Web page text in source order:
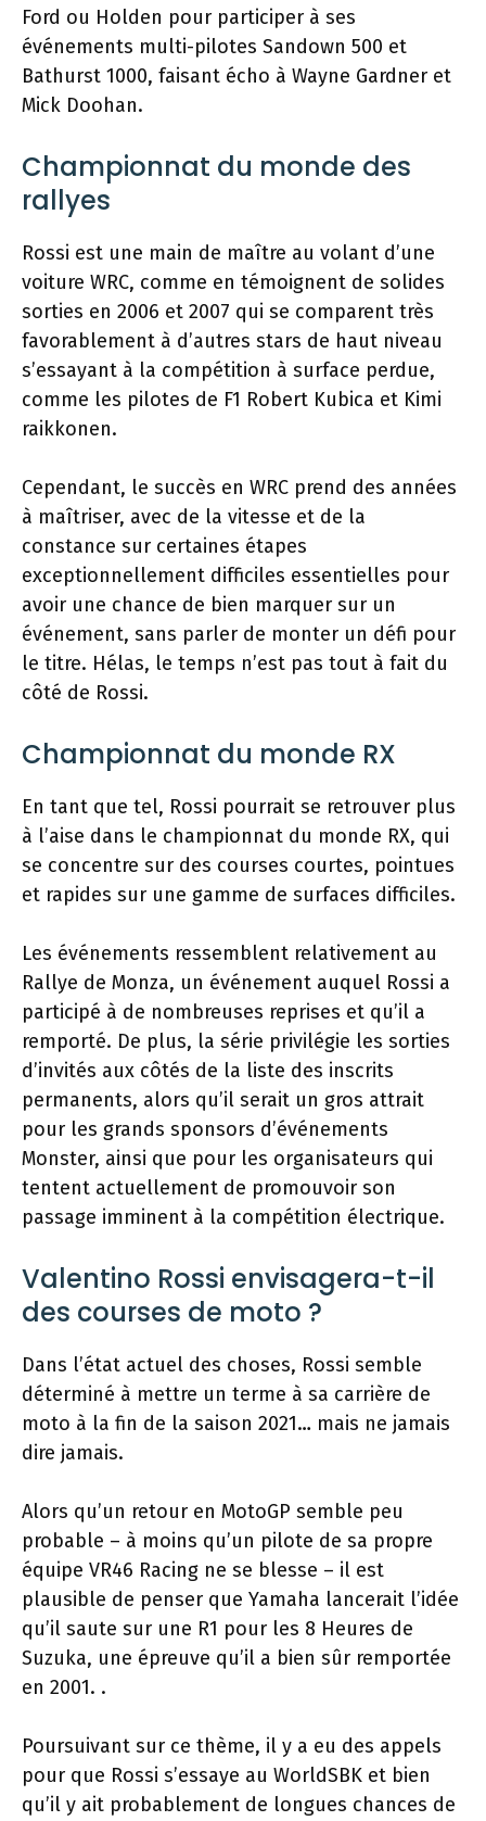
Ford ou Holden pour participer à ses
événements multi-pilotes Sandown 500 et
Bathurst 1000, faisant écho à Wayne Gardner et
Mick Doohan.
Championnat du monde des
rallyes
Rossi est une main de maître au volant d’une
voiture WRC, comme en témoignent de solides
sorties en 2006 et 2007 qui se comparent très
favorablement à d’autres stars de haut niveau
s’essayant à la compétition à surface perdue,
comme les pilotes de F1 Robert Kubica et Kimi
raikkonen.
Cependant, le succès en WRC prend des années
à maîtriser, avec de la vitesse et de la
constance sur certaines étapes
exceptionnellement difficiles essentielles pour
avoir une chance de bien marquer sur un
événement, sans parler de monter un défi pour
le titre. Hélas, le temps n’est pas tout à fait du
côté de Rossi.
Championnat du monde RX
En tant que tel, Rossi pourrait se retrouver plus
à l’aise dans le championnat du monde RX, qui
se concentre sur des courses courtes, pointues
et rapides sur une gamme de surfaces difficiles.
Les événements ressemblent relativement au
Rallye de Monza, un événement auquel Rossi a
participé à de nombreuses reprises et qu’il a
remporté. De plus, la série privilégie les sorties
d’invités aux côtés de la liste des inscrits
permanents, alors qu’il serait un gros attrait
pour les grands sponsors d’événements
Monster, ainsi que pour les organisateurs qui
tentent actuellement de promouvoir son
passage imminent à la compétition électrique.
Valentino Rossi envisagera-t-il
des courses de moto ?
Dans l’état actuel des choses, Rossi semble
déterminé à mettre un terme à sa carrière de
moto à la fin de la saison 2021… mais ne jamais
dire jamais.
Alors qu’un retour en MotoGP semble peu
probable – à moins qu’un pilote de sa propre
équipe VR46 Racing ne se blesse – il est
plausible de penser que Yamaha lancerait l’idée
qu’il saute sur une R1 pour les 8 Heures de
Suzuka, une épreuve qu’il a bien sûr remportée
en 2001. .
Poursuivant sur ce thème, il y a eu des appels
pour que Rossi s’essaye au WorldSBK et bien
qu’il y ait probablement de longues chances de